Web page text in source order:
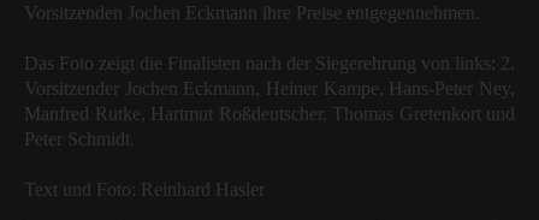
Vorsitzenden Jochen Eckmann ihre Preise entgegennehmen.
Das Foto zeigt die Finalisten nach der Siegerehrung von links: 2.
Vorsitzender Jochen Eckmann, Heiner Kampe, Hans-Peter Ney,
Manfred Rutke, Hartmut Roßdeutscher, Thomas Gretenkort und
Peter Schmidt.
Text und Foto: Reinhard Hasler